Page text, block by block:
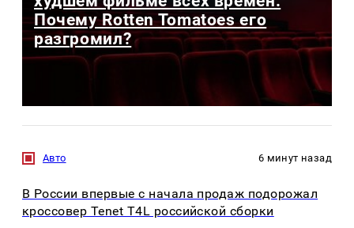
Почему Rotten Tomatoes его
разгромил?
Авто 6 минут назад
В России впервые с начала продаж подорожал
кроссовер Tenet T4L российской сборки